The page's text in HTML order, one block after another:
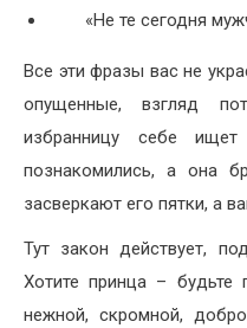
«Не те сегодня
Все эти фразы вас не
опущенные, взгляд
избранницу себе
познакомились, а она
засверкают его пятки, а
Тут закон действует,
Хотите принца – будьте
нежной, скромной,